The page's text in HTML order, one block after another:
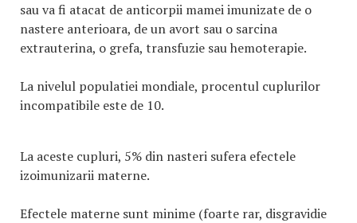
sau va fi atacat de anticorpii mamei imunizate de o
nastere anterioara, de un avort sau o sarcina
extrauterina, o grefa, transfuzie sau hemoterapie.
La nivelul populatiei mondiale, procentul cuplurilor
incompatibile este de 10.
La aceste cupluri, 5% din nasteri sufera efectele
izoimunizarii materne.
Efectele materne sunt minime (foarte rar, disgravidie